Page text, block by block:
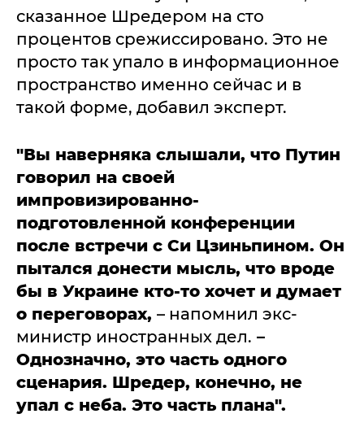
сказанное Шредером на сто
процентов срежиссировано. Это не
просто так упало в информационное
пространство именно сейчас и в
такой форме, добавил эксперт.
"Вы наверняка слышали, что Путин
говорил на своей
импровизированно-
подготовленной конференции
после встречи с Си Цзиньпином. Он
пытался донести мысль, что вроде
бы в Украине кто-то хочет и думает
о переговорах, – напомнил экс-
министр иностранных дел. –
Однозначно, это часть одного
сценария. Шредер, конечно, не
упал с неба. Это часть плана".